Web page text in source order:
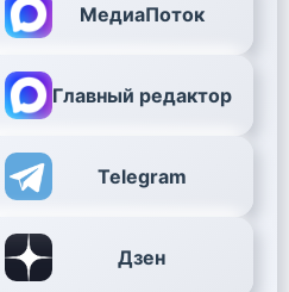
МедиаПоток
Главный редактор
Telegram
Дзен